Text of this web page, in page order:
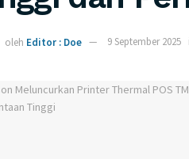
oleh Editor : Doe 9 September 2025